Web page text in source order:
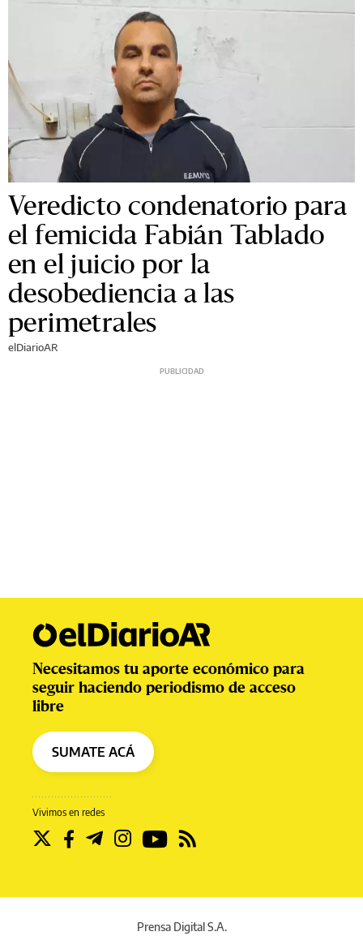
Veredicto condenatorio para
el femicida Fabián Tablado
en el juicio por la
desobediencia a las
perimetrales
elDiarioAR
Vivimos en redes
Necesitamos tu aporte económico para
seguir haciendo periodismo de acceso
libre
SUMATE ACÁ
Prensa Digital S.A.